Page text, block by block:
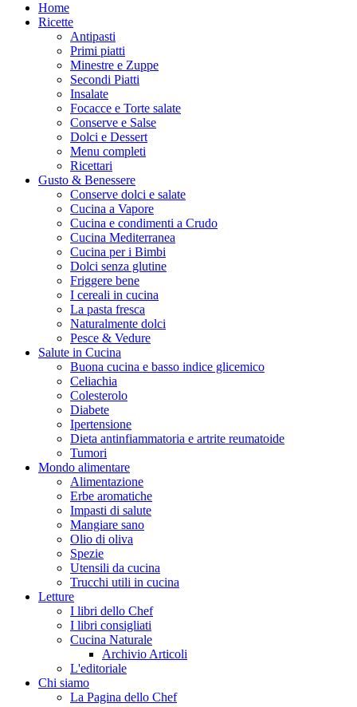
Home
Ricette
Antipasti
Primi piatti
Minestre e Zuppe
Secondi Piatti
Insalate
Focacce e Torte salate
Conserve e Salse
Dolci e Dessert
Menu completi
Ricettari
Gusto & Benessere
Conserve dolci e salate
Cucina a Vapore
Cucina e condimenti a Crudo
Cucina Mediterranea
Cucina per i Bimbi
Dolci senza glutine
Friggere bene
I cereali in cucina
La pasta fresca
Naturalmente dolci
Pesce & Vedure
Salute in Cucina
Buona cucina e basso indice glicemico
Celiachia
Colesterolo
Diabete
Ipertensione
Dieta antinfiammatoria e artrite reumatoide
Tumori
Mondo alimentare
Alimentazione
Erbe aromatiche
Impasti di salute
Mangiare sano
Olio di oliva
Spezie
Utensili da cucina
Trucchi utili in cucina
Letture
I libri dello Chef
I libri consigliati
Cucina Naturale
Archivio Articoli
L'editoriale
Chi siamo
La Pagina dello Chef